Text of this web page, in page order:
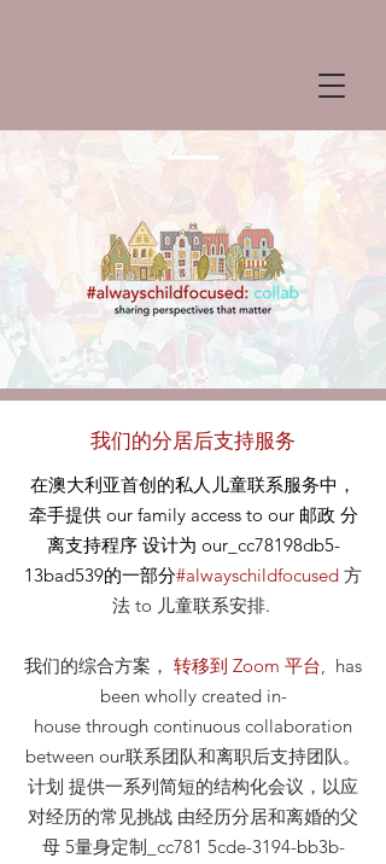
我们的分居后支持服务
在澳大利亚首创的私人儿童联系服务中，
牵手提供 our family access to our 邮政 分
离支持程序 设计为 our_cc78198db5-
13bad539的一部分#alwayschildfocused 方
法to 儿童联系安排.
我们的综合方案， 转移到 Zoom 平台, has
been wholly created in-
house through continuous collaboration
between our联系团队和离职后支持团队。
计划 提供一系列简短的结构化会议，以应
对经历的常见挑战 由经历分居和离婚的父
母 5量身定制_cc781 5cde-3194-bb3b-